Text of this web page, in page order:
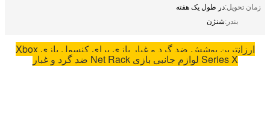
زمان تحویل:در طول یک هفته
بندر:شنژن
ارزانترین پوشش ضد گرد و غبار بازی برای کنسول بازی Xbox
Series X لوازم جانبی بازی Net Rack ضد گرد و غبار